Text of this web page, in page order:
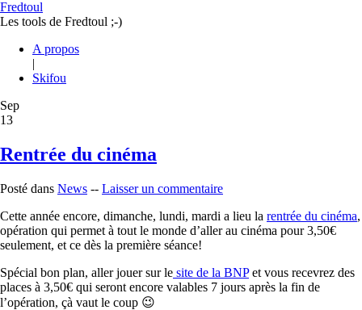
Fredtoul
Les tools de Fredtoul ;-)
A propos
|
Skifou
Sep
13
Rentrée du cinéma
Posté dans News -- Laisser un commentaire
Cette année encore, dimanche, lundi, mardi a lieu la rentrée du cinéma,
opération qui permet à tout le monde d’aller au cinéma pour 3,50€
seulement, et ce dès la première séance!
Spécial bon plan, aller jouer sur le site de la BNPet vous recevrez des
places à 3,50€ qui seront encore valables 7 jours après la fin de
l’opération, çà vaut le coup 😉